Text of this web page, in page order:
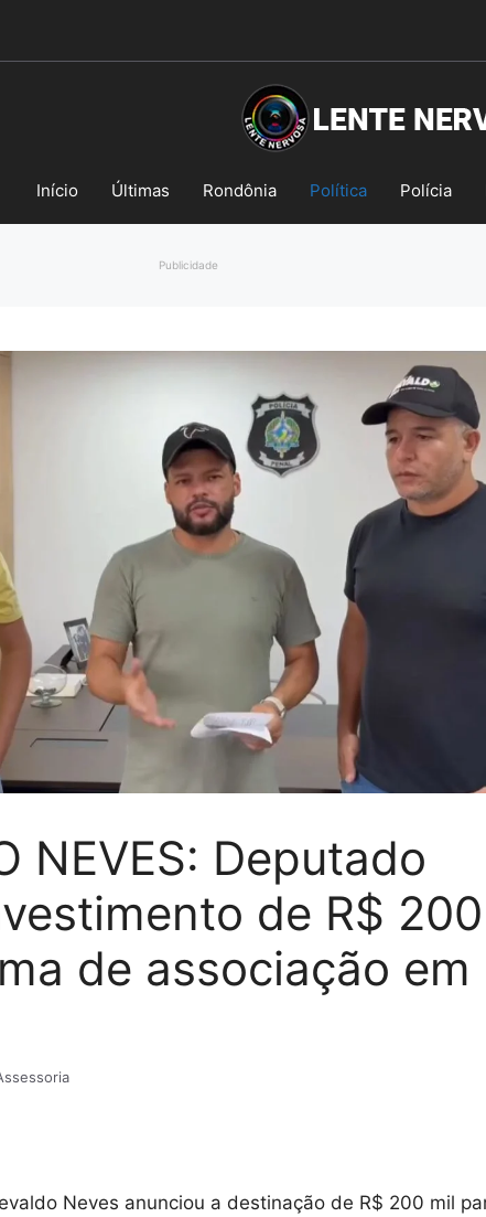
Início Últimas Rondônia Política Polícia
Publicidade
NEVES: Deputado
de R$
de associação em
Neves anunciou a destinação de R$ 200 mil